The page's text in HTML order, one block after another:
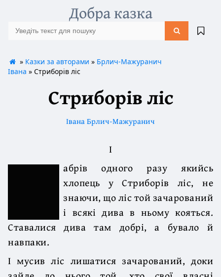
Добра казка
» Казки за авторами » Брлич-Мажуранич
Івана » Стриборів ліс
Стриборів ліс
Івана Брлич-Мажуранич
I
абрів одного разу якийсь
хлопець у Стриборів ліс, не
знаючи, що ліс той зачарований
і всякі дива в ньому кояться.
Ставалися дива там добрі, а бувало й
навпаки.
І мусив ліс лишатися зачарований, доки